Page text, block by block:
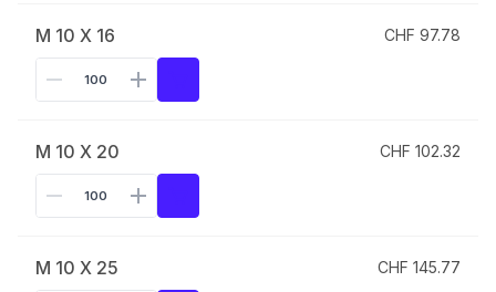
M 10 X 16 CHF 97.78
M 10 X 20 CHF 102.32
M 10 X 25 CHF 145.77